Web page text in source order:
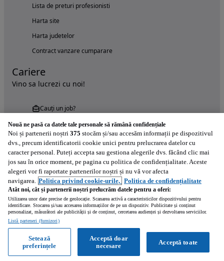
Lista de preturi profesionisti
Harta site
Harta judetelor
Contract vanzare cumparare
Cariere
Vino sa lucrezi cu noi!
Cauți un job?
Încearcă acum aplicația Autovit.ro
Nouă ne pasă ca datele tale personale să rămână confidențiale
Noi și partenerii noștri 375 stocăm și/sau accesăm informații pe dispozitivul
dvs., precum identificatorii cookie unici pentru prelucrarea datelor cu
caracter personal. Puteți accepta sau gestiona alegerile dvs. făcând clic mai
jos sau în orice moment, pe pagina cu politica de confidențialitate. Aceste
alegeri vor fi raportate partenerilor noștri și nu vă vor afecta
navigarea. Politica privind cookie-urile, Politica de confidențialitate
Atât noi, cât și partenerii noștri prelucrăm datele pentru a oferi:
Utilizarea unor date precise de geolocație. Scanarea activă a caracteristicilor dispozitivului pentru
identificare. Stocarea și/sau accesarea informațiilor de pe un dispozitiv. Publicitate și conținut
personalizat, măsurători ale publicității și de conținut, cercetarea audienței și dezvoltarea serviciilor.
Listă parteneri (furnizori)
Acceptă toate
Acceptă doar
necesare
Setează
preferințele